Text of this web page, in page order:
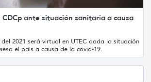
CDCp ante situación sanitaria a causa
2021 será virtual en UTEC dada la situación
el país a causa de la covid-19.